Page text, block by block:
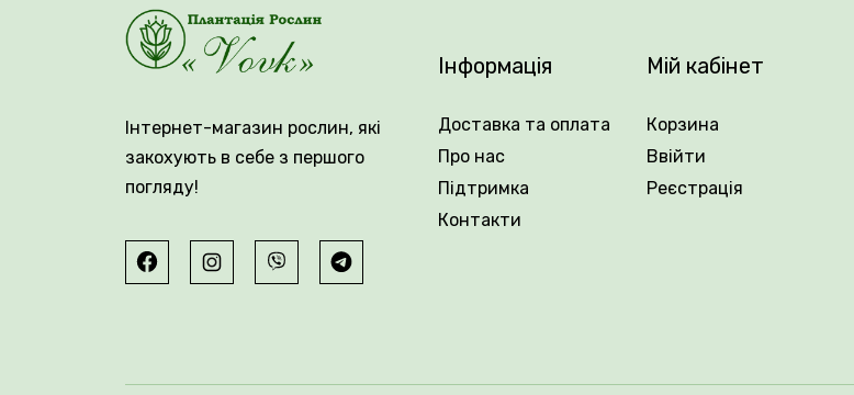
Вік саджанця: 3 роки.
Упакування: закрита коренева система.
Інтернет-магазин рослин, які
закохують в себе з першого
погляду!
Інформація
Доставка та оплата
Про нас
Підтримка
Контакти
Мій кабінет
Корзина
Ввійти
Реєстрація